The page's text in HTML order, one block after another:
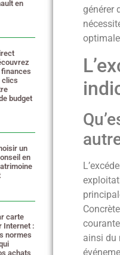
en
finances
clics
budget
un
en
carte
Internet :
normes
achats
générer
ainsi du